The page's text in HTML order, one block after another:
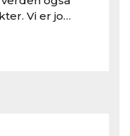
Vi er jo…